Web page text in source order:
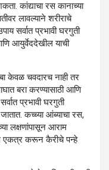
कांद्याचा रस कानाच्या
लावल्याने शरीराचे
सर्वात प्रभावी घरगुती
आयुर्वेददेखील याची
केवळ चवदारच नाही तर
बरा करण्यासाठी आणि
प्रभावी घरगुती
कच्च्या आंब्याचा रस,
लक्षणांपासून आराम
एकत्र करून कैरीचे पन्हे